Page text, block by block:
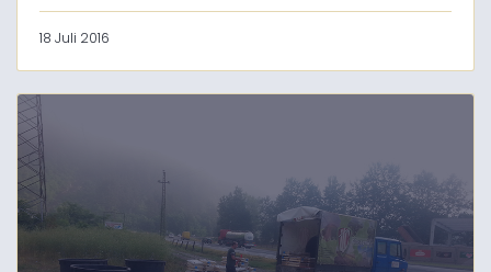
18 Juli 2016